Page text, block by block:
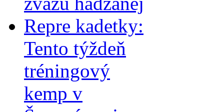
Repre kadetky:
Tento týždeň
tréningový
kemp v